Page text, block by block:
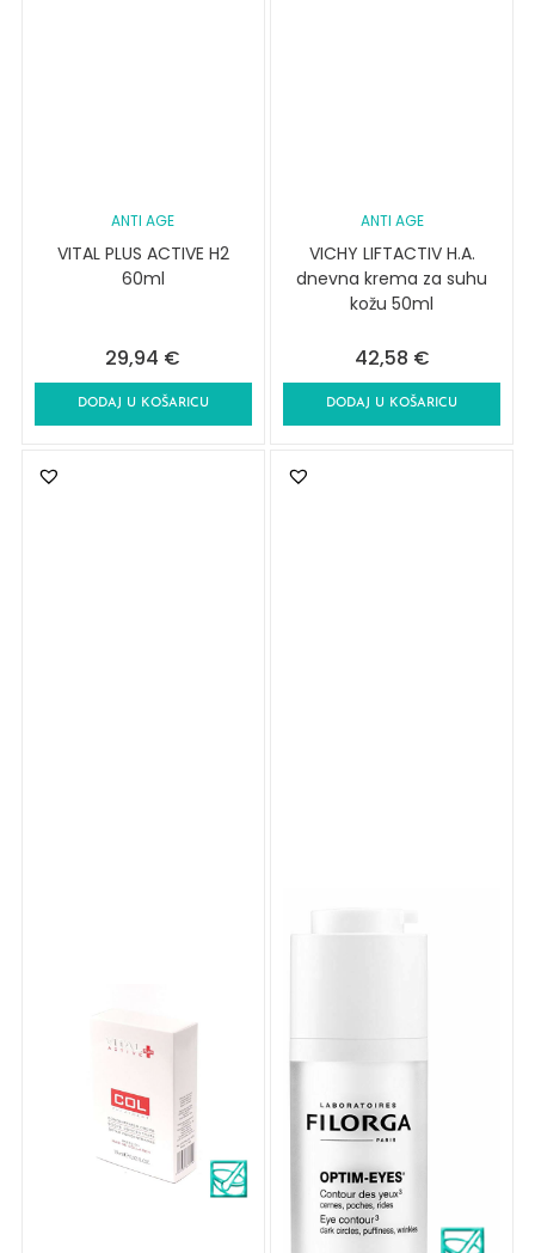
ANTI AGE
VITAL PLUS ACTIVE H2
60ml
29,94 €
DODAJ U KOŠARICU
ANTI AGE
VICHY LIFTACTIV H.A.
dnevna krema za suhu
kožu 50ml
42,58 €
DODAJ U KOŠARICU